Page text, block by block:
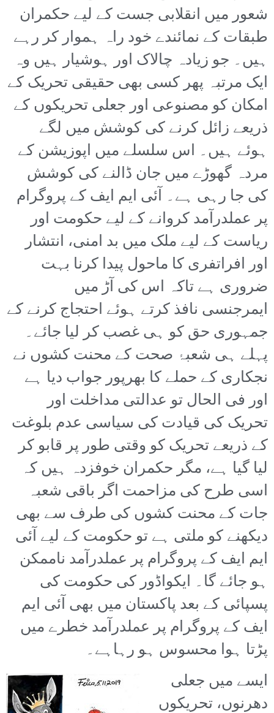
شعور میں انقلابی جست کے لیے حکمران
طبقات کے نمائندے خود راہ ہموار کر رہے
ہیں۔ جو زیادہ چالاک اور ہوشیار ہیں وہ
ایک مرتبہ پھر کسی بھی حقیقی تحریک کے
امکان کو مصنوعی اور جعلی تحریکوں کے
ذریعے زائل کرنے کی کوشش میں لگے
ہوئے ہیں۔ اس سلسلے میں اپوزیشن کے
مردہ گھوڑے میں جان ڈالنے کی کوشش
کی جا رہی ہے۔ آئی ایم ایف کے پروگرام
پر عملدرآمد کروانے کے لیے حکومت اور
ریاست کے لیے ملک میں بد امنی، انتشار
اور افراتفری کا ماحول پیدا کرنا بہت
ضروری ہے تاکہ اس کی آڑ میں
ایمرجنسی نافذ کرتے ہوئے احتجاج کرنے کے
جمہوری حق کو ہی غصب کر لیا جائے۔
پہلے ہی شعبۂ صحت کے محنت کشوں نے
نجکاری کے حملے کا بھرپور جواب دیا ہے
اور فی الحال تو عدالتی مداخلت اور
تحریک کی قیادت کی سیاسی عدم بلوغت
کے ذریعے تحریک کو وقتی طور پر قابو کر
لیا گیا ہے، مگر حکمران خوفزدہ ہیں کہ
اسی طرح کی مزاحمت اگر باقی شعبہ
جات کے محنت کشوں کی طرف سے بھی
دیکھنے کو ملتی ہے تو حکومت کے لیے آئی
ایم ایف کے پروگرام پر عملدرآمد ناممکن
ہو جائے گا۔ ایکواڈور کی حکومت کی
پسپائی کے بعد پاکستان میں بھی آئی ایم
ایف کے پروگرام پر عملدرآمد خطرے میں
پڑتا ہوا محسوس ہو رہاہے۔
ایسے میں جعلی
دھرنوں، تحریکوں